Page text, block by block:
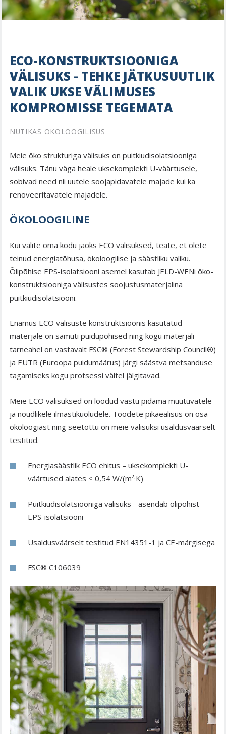
ECO-KONSTRUKTSIOONIGA
VÄLISUKS - TEHKE JÄTKUSUUTLIK
VALIK UKSE VÄLIMUSES
KOMPROMISSE TEGEMATA
NUTIKAS ÖKOLOOGILISUS
Meie öko strukturiga välisuks on puitkiudisolatsiooniga
välisuks. Tänu väga heale uksekomplekti U-väärtusele,
sobivad need nii uutele soojapidavatele majade kui ka
renoveeritavatele majadele.
ÖKOLOOGILINE
Kui valite oma kodu jaoks ECO välisuksed, teate, et olete
teinud energiatõhusa, ökoloogilise ja säästliku valiku.
Õlipõhise EPS-isolatsiooni asemel kasutab JELD-WENi öko-
konstruktsiooniga välisustes soojustusmaterjalina
puitkiudisolatsiooni.
Enamus ECO välisuste konstruktsioonis kasutatud
materjale on samuti puidupõhised ning kogu materjali
tarneahel on vastavalt FSC® (Forest Stewardship Council®)
ja EUTR (Euroopa puidumäärus) järgi säästva metsanduse
tagamiseks kogu protsessi vältel jälgitavad.
Meie ECO välisuksed on loodud vastu pidama muutuvatele
ja nõudlikele ilmastikuoludele. Toodete pikaealisus on osa
ökoloogiast ning seetõttu on meie välisuksi usaldusväärselt
testitud.
Energiasäästlik ECO ehitus – uksekomplekti U-
väärtused alates ≤ 0,54 W/(m²·K)
Puitkiudisolatsiooniga välisuks - asendab õlipõhist
EPS-isolatsiooni
Usaldusväärselt testitud EN14351-1 ja CE-märgisega
FSC® C106039